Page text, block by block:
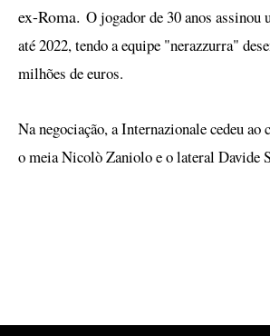
ex-Roma. O jogador de 30 anos
até 2022, tendo a equipe "nerazzurra"
milhões de euros.
Na negociação, a Internazionale cedeu
o meia Nicolò Zaniolo e o lateral Davide